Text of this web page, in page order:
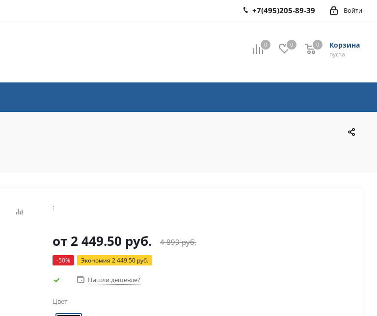
Войти
+7(495)205-89-39
0 0 Корзина
0
пуста
0
:
от 2 449.50 руб. 4 899 руб.
-50% Экономия 2 449.50 руб.
Нашли дешевле?
Цвет